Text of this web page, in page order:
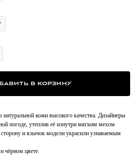
в корзину
кожи высокого качества. Дизайнеры
погоде, утеплив её изнутри мягким мехом
и язычок модели украсили узнаваемым
чёрном цвете.